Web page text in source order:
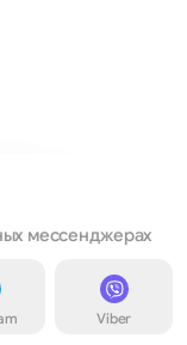
мессенджерах
Viber